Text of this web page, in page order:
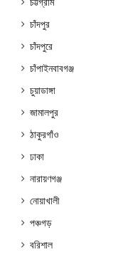
চাঁদপুর
চাঁদপুরে
চাঁপাইনবাবগঞ্জ
চুয়াডাঙ্গা
জামালপুর
ঠাকুরগাঁও
ঢাকা
নারায়ণগঞ্জ
নোয়াখালী
পঞ্চগড়
বরিশাল